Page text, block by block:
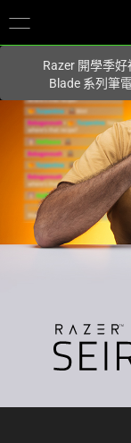
Razer 開學季
Blade 系列筆
USB
for
Razer
Seiren
Emote